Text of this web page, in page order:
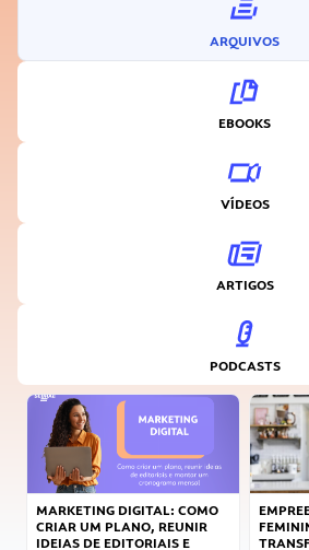
ARQUIVOS
EBOOKS
VÍDEOS
ARTIGOS
PODCASTS
MARKETING DIGITAL: COMO
CRIAR UM PLANO, REUNIR
IDEIAS DE EDITORIAIS E